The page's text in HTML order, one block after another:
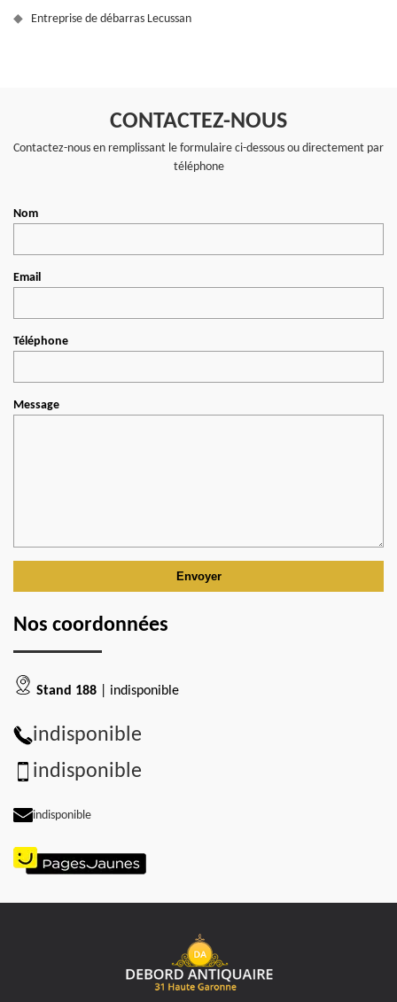
Entreprise de débarras Lecussan
CONTACTEZ-NOUS
Contactez-nous en remplissant le formulaire ci-dessous ou directement par
téléphone
Nom
Email
Téléphone
Message
Nos coordonnées
Stand 188 | indisponible
indisponible
indisponible
indisponible